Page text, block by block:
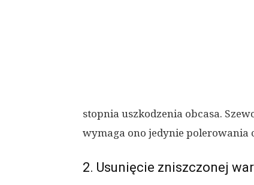
stopnia uszkodzenia obcasa.
wymaga ono jedynie polerowania
2. Usunięcie zniszczonej